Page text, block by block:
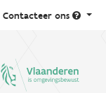
Contacteer ons